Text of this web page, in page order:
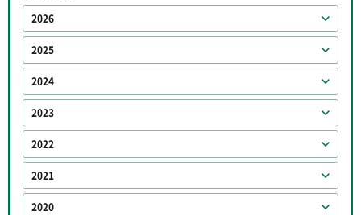
2026
2025
2024
2023
2022
2021
2020